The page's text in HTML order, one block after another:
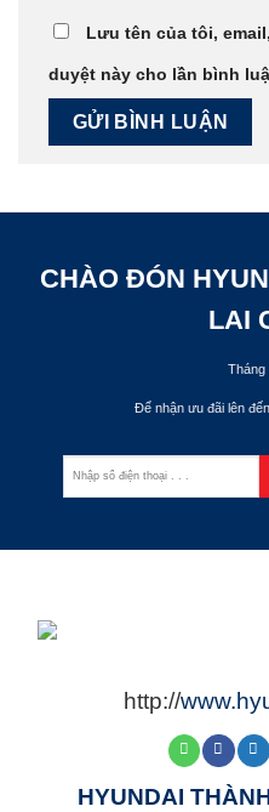
Lưu tên của tôi,
duyệt này cho lần bình
CHÀO ĐÓN
LAI
Tháng
Để nhận ưu đãi lên đến
http://
HYUNDAI